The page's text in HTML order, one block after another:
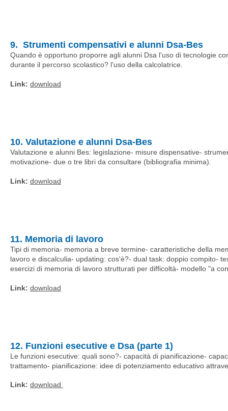
9. Strumenti compensativi e alunni Dsa-Bes
Quando è opportuno proporre agli alunni Dsa l'uso di tecnologie
durante il percorso scolastico? l'uso della calcolatrice.
Link: download
10. Valutazione e alunni Dsa-Bes
Valutazione e alunni Bes: legislazione- misure dispensative-
motivazione- due o tre libri da consultare (bibliografia minima).
Link: download
11. Memoria di lavoro
Tipi di memoria- memoria a breve termine- caratteristiche della
lavoro e discalculia- updating: cos'è?- dual task: doppio compito-
esercizi di memoria di lavoro strutturati per difficoltà- modello "a
Link: download
12. Funzioni esecutive e Dsa (parte 1)
Le funzioni esecutive: quali sono?- capacità di pianificazione-
trattamento- pianificazione: idee di potenziamento educativo
Link: download